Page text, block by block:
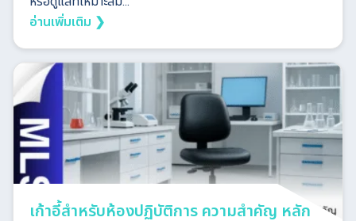
อ่านเพิ่มเติม ❯
เก้าอี้สำหรับห้องปฏิบัติการ ความสำคัญ หลัก